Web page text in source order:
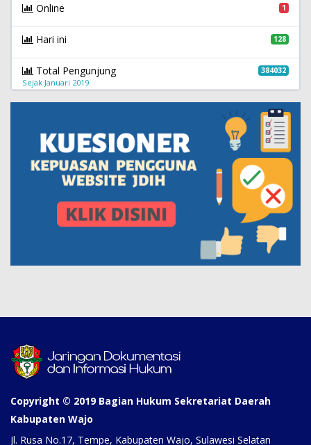
Online 1
Hari ini 128
Total Pengunjung 384032
Sejak Januari 2019
Copyright © 2019 Bagian Hukum Sekretariat Daerah
Kabupaten Wajo
Jl. Rusa No.17, Tempe, Kabupaten Wajo, Sulawesi Selatan